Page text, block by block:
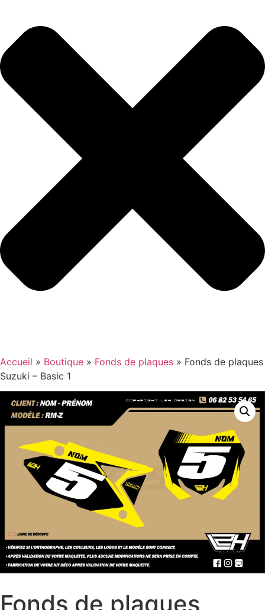
Accueil » Boutique » Fonds de plaques » Fonds de plaques
Suzuki – Basic 1
Fonds de plaques